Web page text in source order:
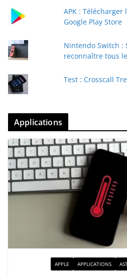
APK :
Google Play Store
Nintendo Switch :
reconnaître tous
Test : Crosscall
Applications
APPLE APPLICATIONS